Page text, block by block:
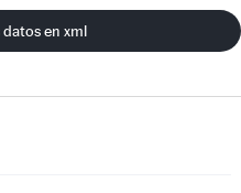
datos en xml